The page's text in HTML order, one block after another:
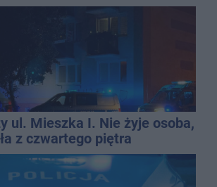
ul. Mieszka I. Nie żyje osoba,
z czwartego piętra